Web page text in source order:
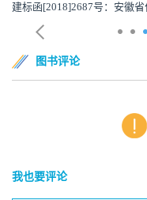
建标函[2018]2687号：安徽
图书评论
我也要评论